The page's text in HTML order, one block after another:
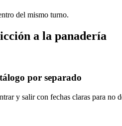
del mismo turno.
a la panadería
por separado
y salir con fechas claras para